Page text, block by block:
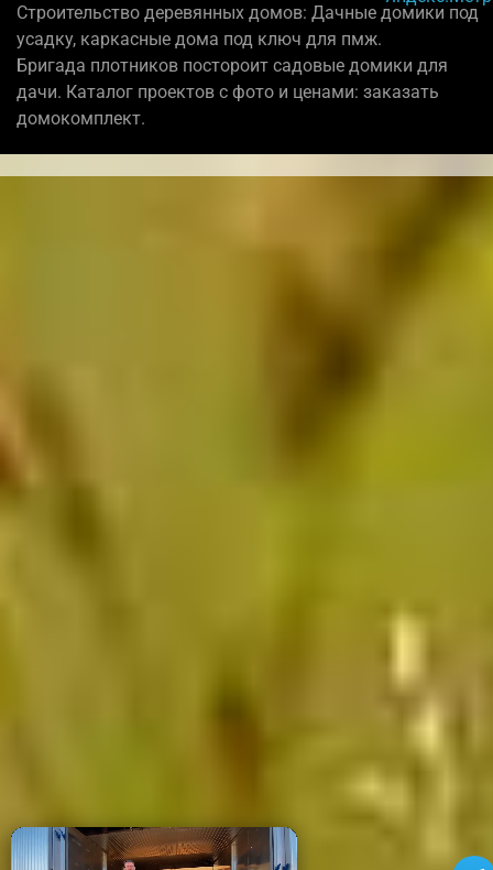
Строительство деревянных домов: Дачные домики под
усадку, каркасные дома под ключ для пмж.
Бригада плотников постороит садовые домики для
дачи. Каталог проектов с фото и ценами: заказать
домокомплект.